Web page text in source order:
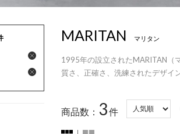
MARITAN マリタン
1995年の設立されたMARITAN（
質さ、正確さ、洗練されたデザイ
商品数： 3件